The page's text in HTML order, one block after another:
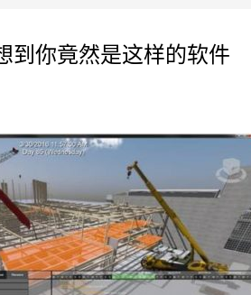
到你竟然是这样的软件